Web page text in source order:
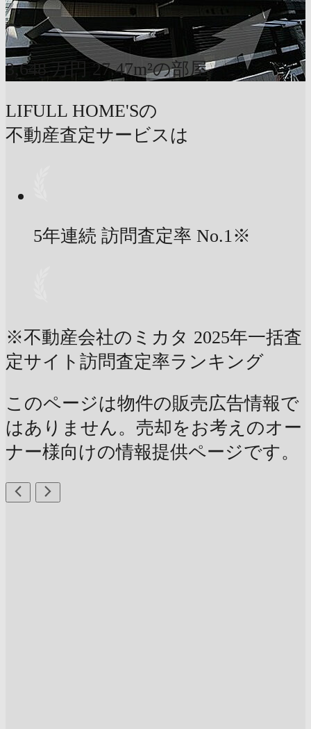
〜
3,648 万円 27.47m²の部屋
LIFULL HOME'Sの
不動産査定サービスは
5年連続 訪問査定率 No.1※
※不動産会社のミカタ 2025年一括査
定サイト訪問査定率ランキング
このページは物件の販売広告情報で
はありません。売却をお考えのオー
ナー様向けの情報提供ページです。